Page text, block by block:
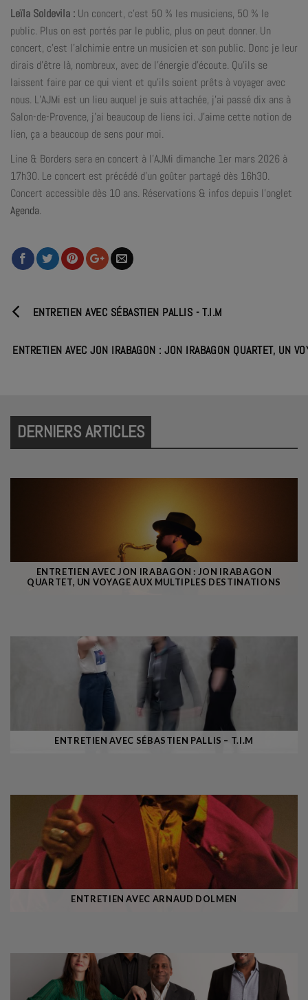
Leïla Soldevila : Un concert, c’est 50 % les musiciens, 50 % le
public. Plus on est portés par le public, plus on peut donner. Un
concert, c’est l’alchimie entre un musicien et son public. Donc je leur
dirais d’être là, nombreux, avec de l’énergie d’écoute. Qu’ils se
laissent faire par ce qui vient et qu’ils soient prêts à voyager avec
nous. L’AJMi est un lieu auquel je suis attachée, j’ai passé dix ans à
Salon-de-Provence, j’ai beaucoup de liens ici. J’aime cette notion de
lien, ça a beaucoup de sens pour moi.
Line & Borders sera en concert à l’AJMi dimanche 1er mars 2026 à
17h30. Le concert est précédé d’un goûter partagé dès 16h30.
Concert accessible dès 10 ans. Réservations & infos depuis l’onglet
Agenda.
ENTRETIEN AVEC SÉBASTIEN PALLIS - T.I.M
ENTRETIEN AVEC JON IRABAGON : JON IRABAGON QUARTET, UN
DERNIERS ARTICLES
ENTRETIEN AVEC JON IRABAGON : JON IRABAGON
QUARTET, UN VOYAGE AUX MULTIPLES DESTINATIONS
ENTRETIEN AVEC SÉBASTIEN PALLIS – T.I.M
ENTRETIEN AVEC ARNAUD DOLMEN